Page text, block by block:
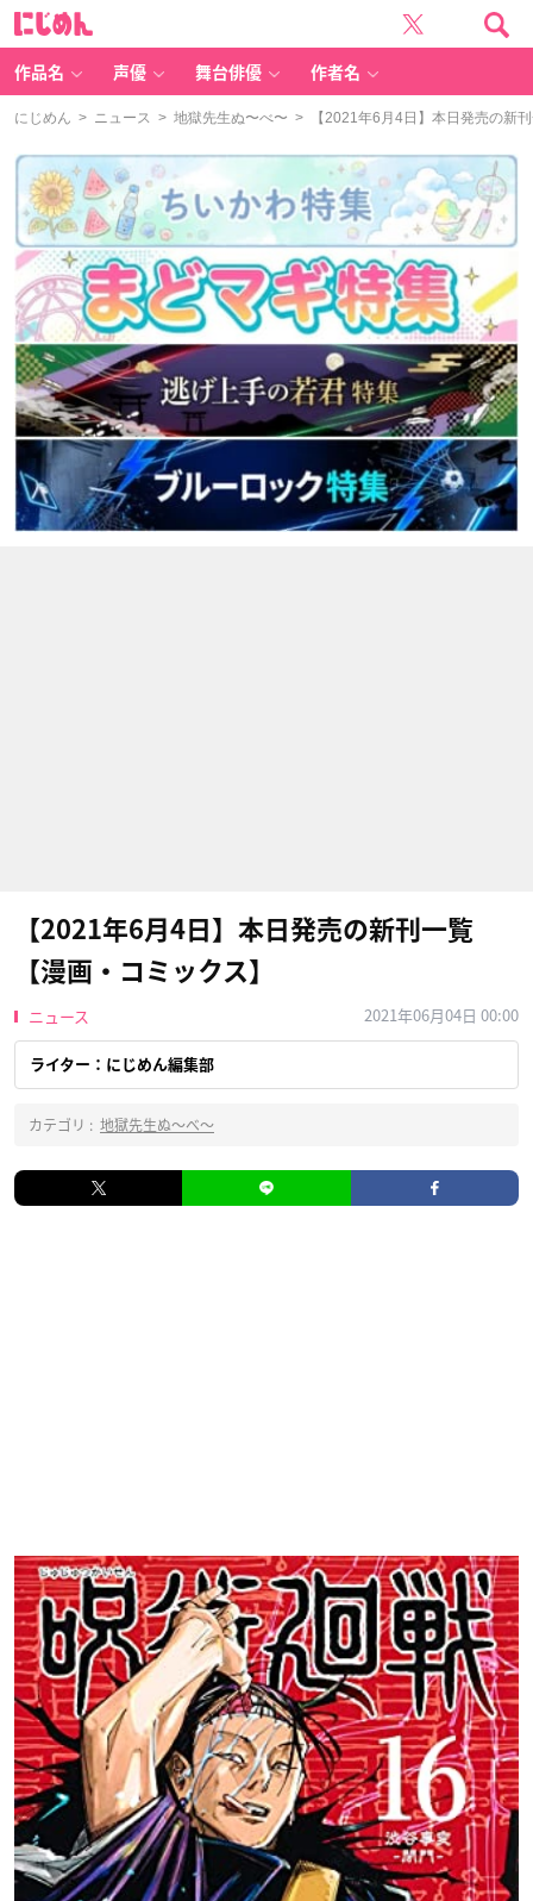
作品名 声優 舞台俳優 作者名
にじめん > ニュース > 地獄先生ぬ〜べ〜 > 【2021年6月4日】本日発売の新
【2021年6月4日】本日発売の新刊一覧
【漫画・コミックス】
ニュース 2021年06月04日 00:00
ライター：にじめん編集部
カテゴリ : 地獄先生ぬ〜べ〜